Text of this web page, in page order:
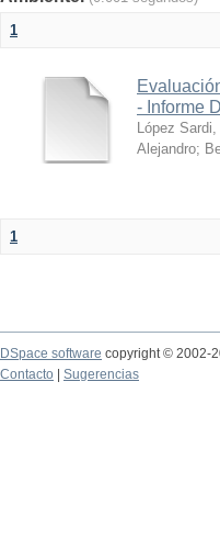
1
- Informe
López
Alejandro;
1
DSpace software copyright © 2002-
Contacto
Sugerencias